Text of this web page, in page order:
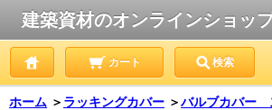
建築資材のオンラインショッ
カート 検索
ホーム ＞ ラッキングカバー ＞バルブカバー